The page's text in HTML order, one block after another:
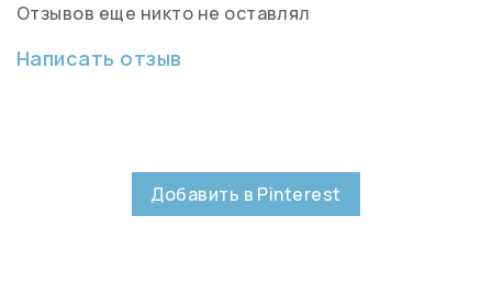
Отзывов еще никто не оставлял
Написать отзыв
Добавить в Pinterest